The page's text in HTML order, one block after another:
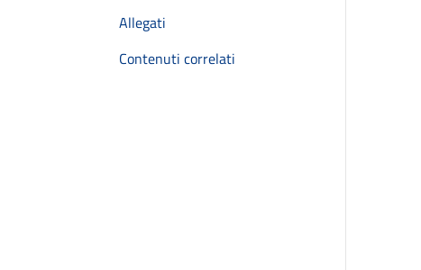
Allegati
Contenuti correlati